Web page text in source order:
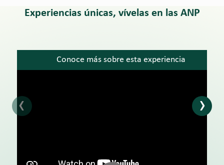
Experiencias únicas, vívelas en las ANP
Conoce más sobre esta experiencia
‹ ›